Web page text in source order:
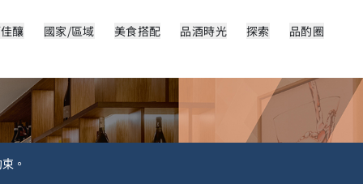
釀 國家/區域 美食搭配 品酒時光 探索 品酌圈
。